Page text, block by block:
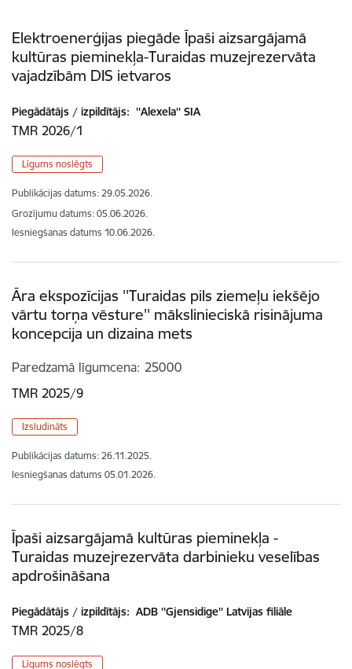
Elektroenerģijas piegāde Īpaši aizsargājamā
kultūras pieminekļa-Turaidas muzejrezervāta
vajadzībām DIS ietvaros
Piegādātājs / izpildītājs: ''Alexela'' SIA
TMR 2026/1
Līgums noslēgts
Publikācijas datums: 29.05.2026.
Grozījumu datums: 05.06.2026.
Iesniegšanas datums 10.06.2026.
Āra ekspozīcijas ''Turaidas pils ziemeļu iekšējo
vārtu torņa vēsture'' mākslinieciskā risinājuma
koncepcija un dizaina mets
Paredzamā līgumcena 25000
TMR 2025/9
Izsludināts
Publikācijas datums: 26.11.2025.
Iesniegšanas datums 05.01.2026.
Īpaši aizsargājamā kultūras pieminekļa -
Turaidas muzejrezervāta darbinieku veselības
apdrošināšana
Piegādātājs / izpildītājs: ADB ''Gjensidige'' Latvijas filiāle
TMR 2025/8
Līgums noslēgts